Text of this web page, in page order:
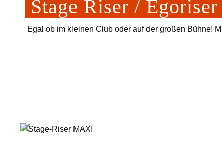
Stage Riser /
Egal ob im kleinen Club oder auf der großen Bühne!
Bildergalerie überspringen